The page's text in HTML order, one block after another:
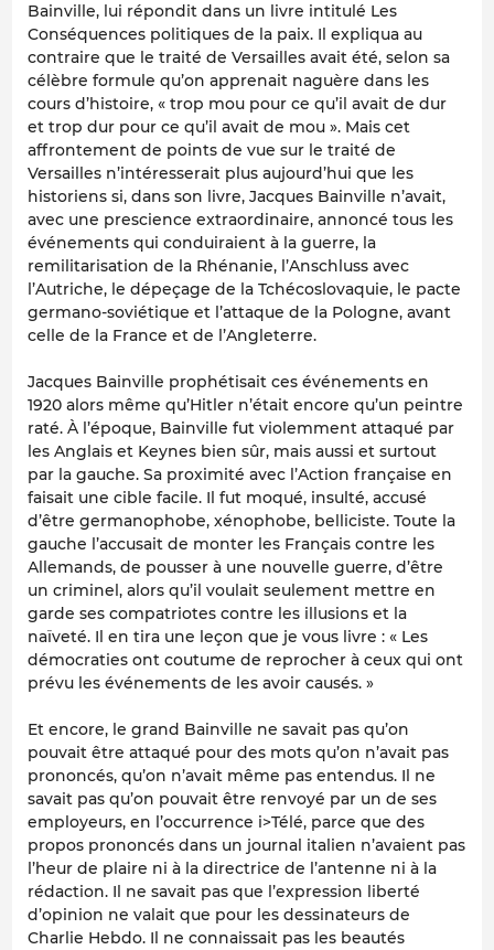
Bainville, lui répondit dans un livre intitulé Les
Conséquences politiques de la paix. Il expliqua au
contraire que le traité de Versailles avait été, selon sa
célèbre formule qu’on apprenait naguère dans les
cours d’histoire, « trop mou pour ce qu’il avait de dur
et trop dur pour ce qu’il avait de mou ». Mais cet
affrontement de points de vue sur le traité de
Versailles n’intéresserait plus aujourd’hui que les
historiens si, dans son livre, Jacques Bainville n’avait,
avec une prescience extraordinaire, annoncé tous les
événements qui conduiraient à la guerre, la
remilitarisation de la Rhénanie, l’Anschluss avec
l’Autriche, le dépeçage de la Tchécoslovaquie, le pacte
germano-soviétique et l’attaque de la Pologne, avant
celle de la France et de l’Angleterre.
Jacques Bainville prophétisait ces événements en
1920 alors même qu’Hitler n’était encore qu’un peintre
raté. À l’époque, Bainville fut violemment attaqué par
les Anglais et Keynes bien sûr, mais aussi et surtout
par la gauche. Sa proximité avec l’Action française en
faisait une cible facile. Il fut moqué, insulté, accusé
d’être germanophobe, xénophobe, belliciste. Toute la
gauche l’accusait de monter les Français contre les
Allemands, de pousser à une nouvelle guerre, d’être
un criminel, alors qu’il voulait seulement mettre en
garde ses compatriotes contre les illusions et la
naïveté. Il en tira une leçon que je vous livre : « Les
démocraties ont coutume de reprocher à ceux qui ont
prévu les événements de les avoir causés. »
Et encore, le grand Bainville ne savait pas qu’on
pouvait être attaqué pour des mots qu’on n’avait pas
prononcés, qu’on n’avait même pas entendus. Il ne
savait pas qu’on pouvait être renvoyé par un de ses
employeurs, en l’occurrence i>Télé, parce que des
propos prononcés dans un journal italien n’avaient pas
l’heur de plaire ni à la directrice de l’antenne ni à la
rédaction. Il ne savait pas que l’expression liberté
d’opinion ne valait que pour les dessinateurs de
Charlie Hebdo. Il ne connaissait pas les beautés